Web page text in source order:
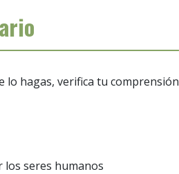
lo hagas, verifica tu comprensión
los seres humanos